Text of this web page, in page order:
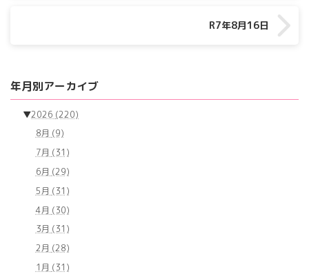
R7年8月16日
年月別アーカイブ
▼2026 (220)
8月 (9)
7月 (31)
6月 (29)
5月 (31)
4月 (30)
3月 (31)
2月 (28)
1月 (31)